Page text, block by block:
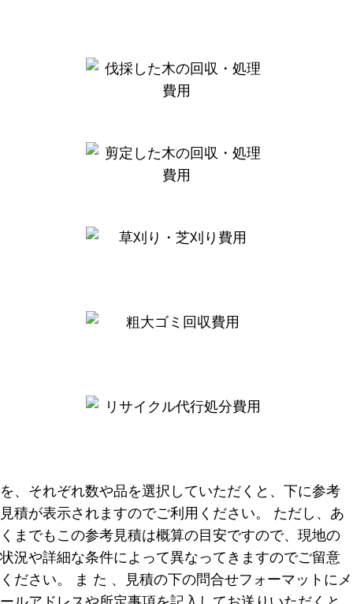
を、それぞれ数や品を選択していただくと、下に参考
見積が表示されますのでご利用ください。 ただし、あ
くまでもこの参考見積は概算の目安ですので、現地の
状況や詳細な条件によって異なってきますのでご留意
ください。 ま た 、見積の下の問合せフォーマットにメ